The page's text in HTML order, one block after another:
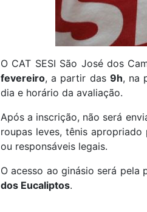
O CAT SESI São José dos
fevereiro, a partir das 9h, na
dia e horário da avaliação.
Após a inscrição, não será
roupas leves, tênis
ou responsáveis legais.
O acesso ao ginásio será pela
dos Eucaliptos.